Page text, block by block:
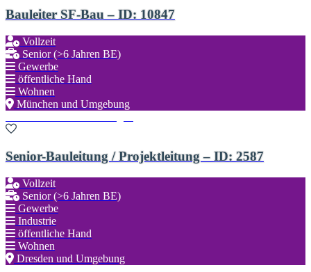
Bauleiter SF-Bau – ID: 10847
Vollzeit
Senior (>6 Jahren BE)
Gewerbe
öffentliche Hand
Wohnen
München und Umgebung
Senior-Bauleitung / Projektleitung – ID: 2587
Vollzeit
Senior (>6 Jahren BE)
Gewerbe
Industrie
öffentliche Hand
Wohnen
Dresden und Umgebung